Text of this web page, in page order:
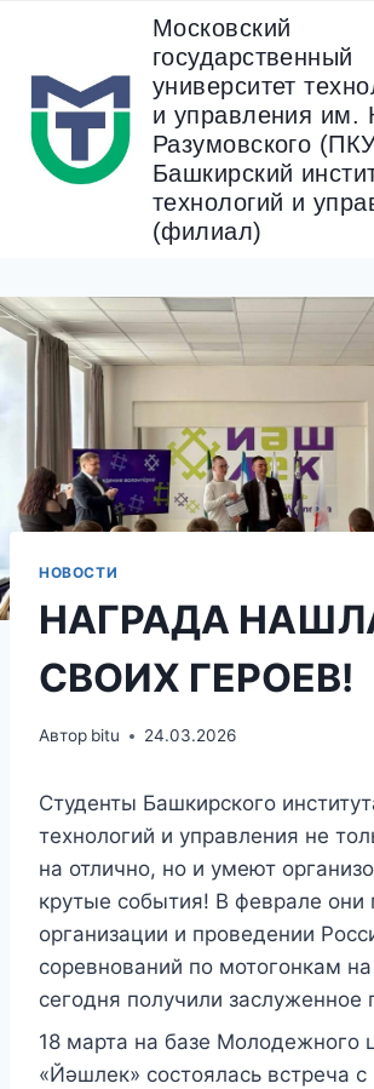
содержанию
Московский
государственный
университет
и управления им.
Разумовского
Башкирский
технологий и
(филиал)
НОВОСТИ
НАГРАДА
СВОИХ ГЕРОЕВ!
Автор bitu 24.03.2026
Студенты Башкирского
технологий и управления не
на отлично, но и умеют
крутые события! В феврале они
организации и проведении
соревнований по мотогонкам
сегодня получили заслуженное
18 марта на базе Молодежного
«Йәшлек» состоялась встреча с